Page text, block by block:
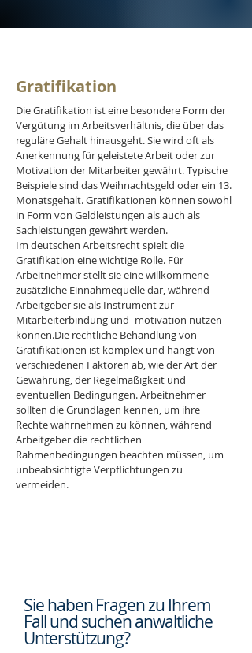
Gratifikation
Die Gratifikation ist eine besondere Form der
Vergütung im Arbeitsverhältnis, die über das
reguläre Gehalt hinausgeht. Sie wird oft als
Anerkennung für geleistete Arbeit oder zur
Motivation der Mitarbeiter gewährt. Typische
Beispiele sind das Weihnachtsgeld oder ein 13.
Monatsgehalt. Gratifikationen können sowohl
in Form von Geldleistungen als auch als
Sachleistungen gewährt werden.
Im deutschen Arbeitsrecht spielt die
Gratifikation eine wichtige Rolle. Für
Arbeitnehmer stellt sie eine willkommene
zusätzliche Einnahmequelle dar, während
Arbeitgeber sie als Instrument zur
Mitarbeiterbindung und -motivation nutzen
können.Die rechtliche Behandlung von
Gratifikationen ist komplex und hängt von
verschiedenen Faktoren ab, wie der Art der
Gewährung, der Regelmäßigkeit und
eventuellen Bedingungen. Arbeitnehmer
sollten die Grundlagen kennen, um ihre
Rechte wahrnehmen zu können, während
Arbeitgeber die rechtlichen
Rahmenbedingungen beachten müssen, um
unbeabsichtigte Verpflichtungen zu
vermeiden.
Sie haben Fragen zu Ihrem
Fall und suchenanwaltliche
Unterstützung?